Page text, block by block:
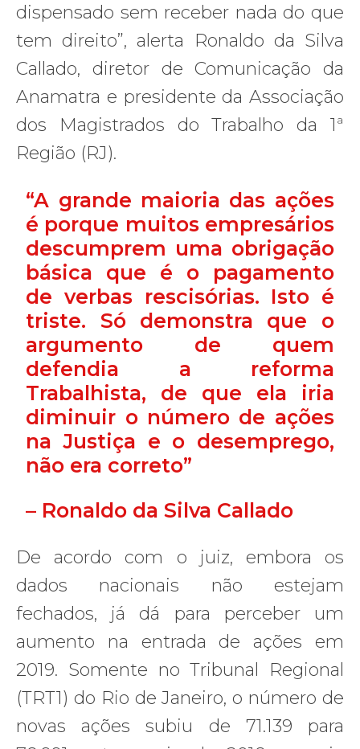
dispensado sem receber nada do que
tem direito”, alerta Ronaldo da Silva
Callado, diretor de Comunicação da
Anamatra e presidente da Associação
dos Magistrados do Trabalho da 1ª
Região (RJ).
“A grande maioria das ações
é porque muitos empresários
descumprem uma obrigação
básica que é o pagamento
de verbas rescisórias. Isto é
triste. Só demonstra que o
argumento de quem
defendia a reforma
Trabalhista, de que ela iria
diminuir o número de ações
na Justiça e o desemprego,
não era correto”
– Ronaldo da Silva Callado
De acordo com o juiz, embora os
dados nacionais não estejam
fechados, já dá para perceber um
aumento na entrada de ações em
2019. Somente no Tribunal Regional
(TRT1) do Rio de Janeiro, o número de
novas ações subiu de 71.139 para